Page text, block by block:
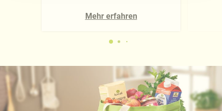
Mehr erfahren